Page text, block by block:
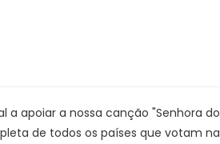
a apoiar a nossa canção "Senhora do
de todos os países que votam na